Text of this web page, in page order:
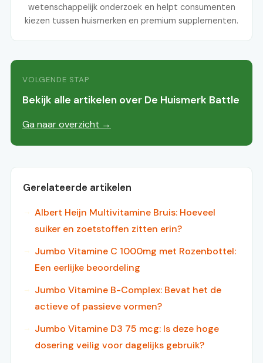
wetenschappelijk onderzoek en helpt consumenten
kiezen tussen huismerken en premium supplementen.
VOLGENDE STAP
Bekijk alle artikelen over De Huismerk Battle
Ga naar overzicht →
Gerelateerde artikelen
Albert Heijn Multivitamine Bruis: Hoeveel
suiker en zoetstoffen zitten erin?
Jumbo Vitamine C 1000mg met Rozenbottel:
Een eerlijke beoordeling
Jumbo Vitamine B-Complex: Bevat het de
actieve of passieve vormen?
Jumbo Vitamine D3 75 mcg: Is deze hoge
dosering veilig voor dagelijks gebruik?